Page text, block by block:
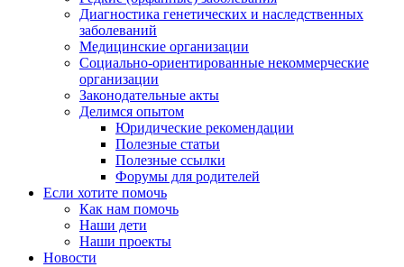
Диагностика генетических и наследственных
заболеваний
Медицинские организации
Социально-ориентированные некоммерческие
организации
Законодательные акты
Делимся опытом
Юридические рекомендации
Полезные статьи
Полезные ссылки
Форумы для родителей
Если хотите помочь
Как нам помочь
Наши дети
Наши проекты
Новости